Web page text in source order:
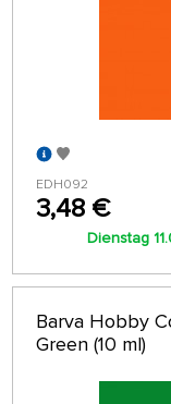
EDH092
3,48 €
Dienstag
Barva Hobby
Green (10 ml)